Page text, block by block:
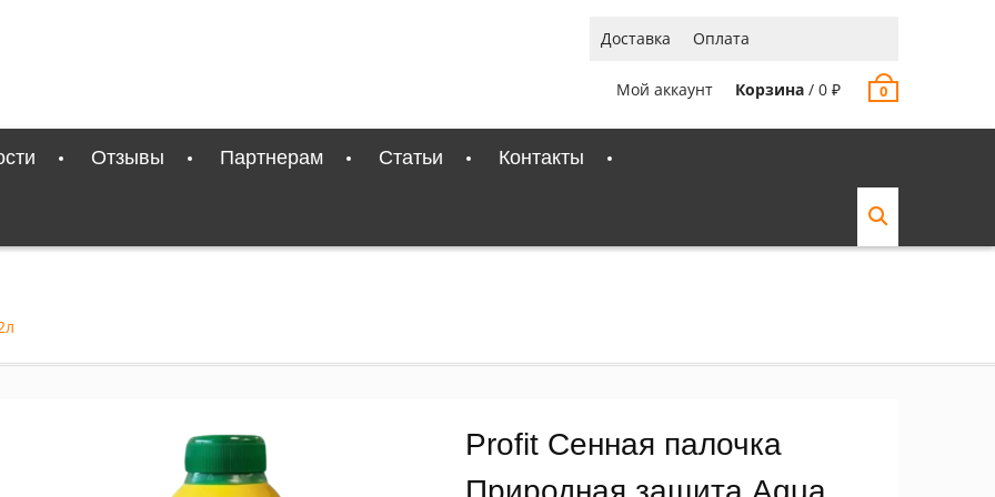
Доставка Оплата
Мой аккаунт Корзина / 0 ₽ 0
Отзывы Партнерам Статьи Контакты
Profit Сенная палочка